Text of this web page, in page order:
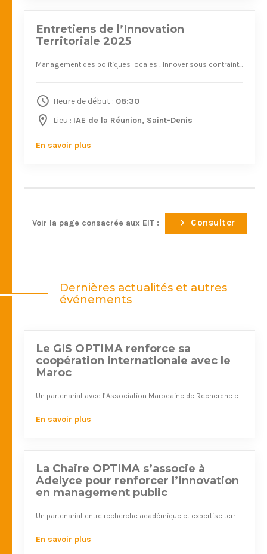
Entretiens de l’Innovation
Territoriale 2025
Heure de début : 08:30
Lieu : IAE de la Réunion, Saint-Denis
En savoir plus
Voir la page consacrée aux EIT : Consulter
Dernières actualités et autres
événements
06
#partenariat
Le GIS OPTIMA renforce sa
coopération internationale avec le
Maroc
En savoir plus
17
#partenariat
La Chaire OPTIMA s’associe à
Adelyce pour renforcer l’innovation
en management public
Un partenariat entre recherche académique et expertise terrain au service de l'action publique
En savoir plus
25